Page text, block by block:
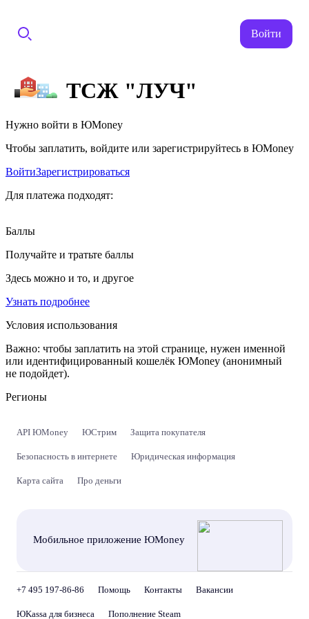
Войти
ТСЖ "ЛУЧ"
Нужно войти в ЮMoney
Чтобы заплатить, войдите или зарегистрируйтесь в ЮMoney
ВойтиЗарегистрироваться
Для платежа подходят:
Баллы
Получайте и тратьте баллы
Здесь можно и то, и другое
Узнать подробнее
Условия использования
Важно: чтобы заплатить на этой странице, нужен именной
или идентифицированный кошелёк ЮMoney (анонимный
не подойдет).
Регионы
API ЮMoney ЮСтрим Защита покупателя
Безопасность в интернете Юридическая информация
Карта сайта Про деньги
Мобильное приложение ЮMoney
+7 495 197-86-86 Помощь Контакты Вакансии
ЮKassa для бизнеса Пополнение Steam